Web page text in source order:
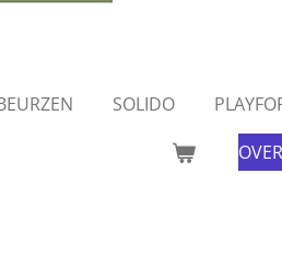
SOLIDO